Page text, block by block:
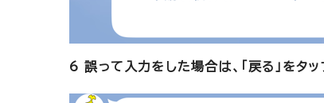
6 誤って入力をした場合は、「戻る」をタッ